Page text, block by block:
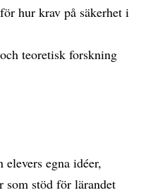
hur krav på säkerhet i
teoretisk forskning
egna idéer,
som stöd för lärandet